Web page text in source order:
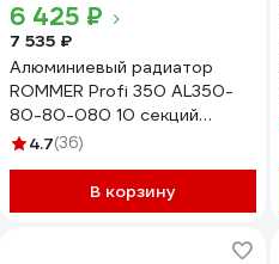
6 425 ₽
7 535 ₽
Алюминиевый радиатор
ROMMER Profi 350 AL350-
80-80-080 10 секций
RAL9016 86623
4.7(36)
В корзину